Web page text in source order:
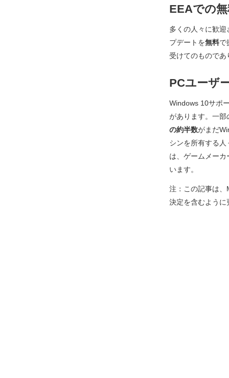
EEAでの
多くの人々に歓
プデートを無料で
受けてのものであ
PCユーザ
Windows 10サポ
があります。一部
の約半数がまだ
シンを所有する
は、ゲームメー
います。
注：この記事は、
決定を含むように